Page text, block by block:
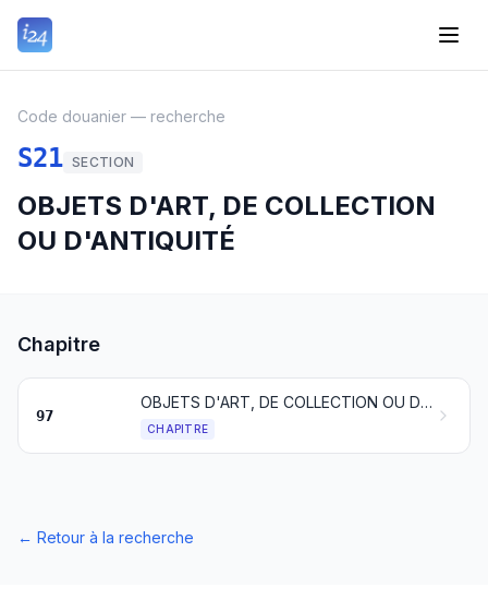
Code douanier — recherche
S21 SECTION
OBJETS D'ART, DE COLLECTION
OU D'ANTIQUITÉ
Chapitre
97
OBJETS D'ART, DE COLLECTION OU D'ANTIQUITÉ
CHAPITRE
← Retour à la recherche